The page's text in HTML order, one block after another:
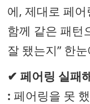
에, 제대로 페
함께 같은 패턴
잘 됐는지” 한
✔ 페어링 실패
: 페어링을 못